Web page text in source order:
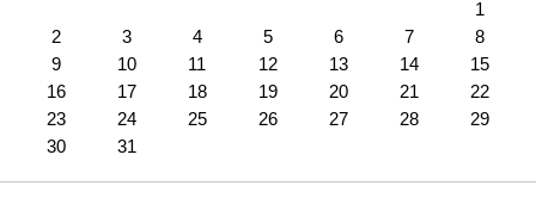
1
2
3 4 5 6 7
8
9
10 11 12 13 14
15
16
17 18 19 20 21
22
23
24 25 26 27 28
29
30
31